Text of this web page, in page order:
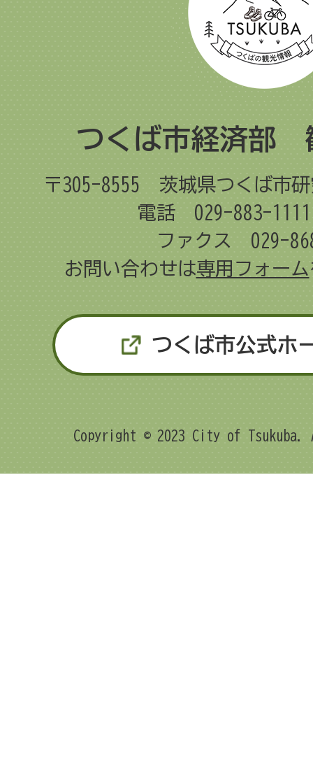
つくば市経済部
〒305-8555
茨城県つくば市
電話 029-883-1111
ファクス 029-
お問い合わせは専用フォーム
つくば市公式ホ
Copyright © 2023 City of